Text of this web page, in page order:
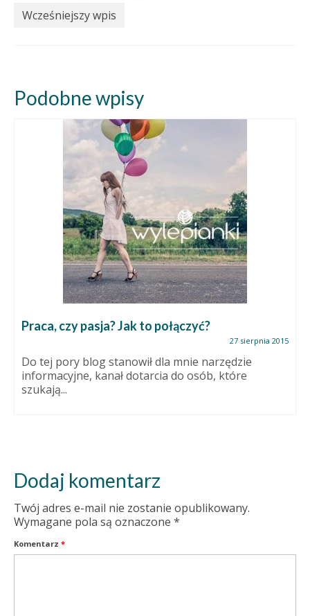
Wcześniejszy wpis
Podobne wpisy
Praca, czy pasja? Jak to połączyć?
27 sierpnia 2015
Do tej pory blog stanowił dla mnie narzędzie
informacyjne, kanał dotarcia do osób, które
szukają...
Dodaj komentarz
Twój adres e-mail nie zostanie opublikowany.
Wymagane pola są oznaczone *
Komentarz *